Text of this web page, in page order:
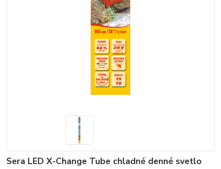
Sera LED X-Change Tube chladné denné svetlo